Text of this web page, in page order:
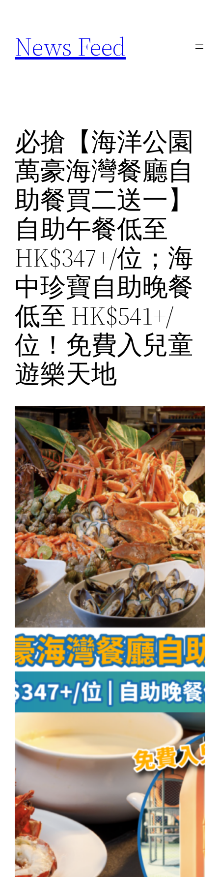
content
News Feed
必搶【海洋公園
萬豪海灣餐廳自
助餐買二送一】
自助午餐低至
HK$347+/位；海
中珍寶自助晚餐
低至 HK$541+/
位！免費入兒童
遊樂天地